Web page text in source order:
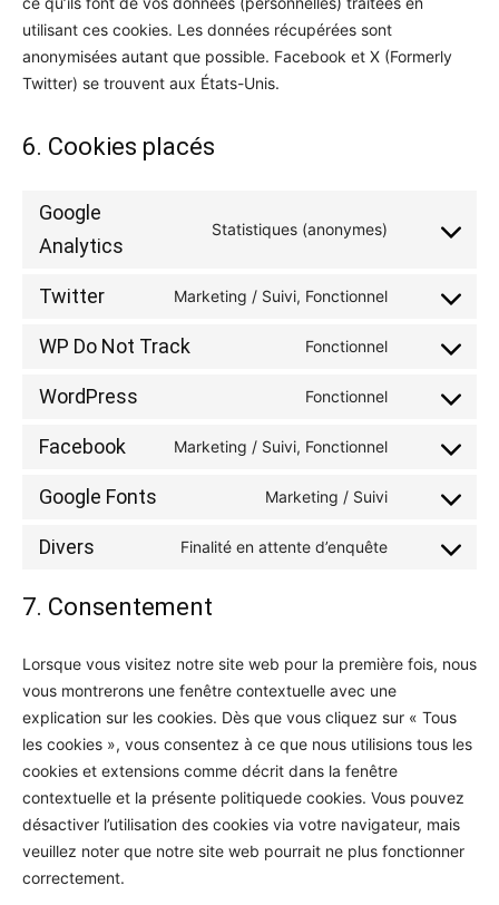
utilisant ces cookies. Les données récupérées sont
anonymisées autant que possible. Facebook et X (Formerly
Twitter) se trouvent aux États-Unis.
6. Cookies placés
Google
Analytics
Statistiques (anonymes)
Consent
service
analytics
Twitter Marketing / Suivi, Fonctionnel
Consent
service
WP Do Not Track Fonctionnel
Consent
service
WordPress Fonctionnel
Consent
service
Facebook Marketing / Suivi, Fonctionnel
Consent
service
Google Fonts Marketing / Suivi
Consent
service
Divers Finalité en attente d’enquête
Consent
7. Consentement
Lorsque vous visitez notre site web pour la première fois, nous
vous montrerons une fenêtre contextuelle avec une
explication sur les cookies. Dès que vous cliquez sur « Tous
les cookies », vous consentez à ce que nous utilisions tous les
cookies et extensions comme décrit dans la fenêtre
contextuelle et la présente politiquede cookies. Vous pouvez
désactiver l’utilisation des cookies via votre navigateur, mais
veuillez noter que notre site web pourrait ne plus fonctionner
correctement.